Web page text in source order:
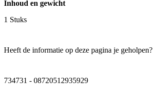
Inhoud en gewicht
1 Stuks
Heeft de informatie op deze pagina je geholpen?
734731 - 08720512935929